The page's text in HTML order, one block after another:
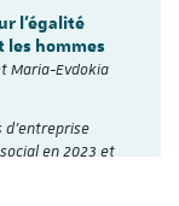
l'égalité
les hommes
Maria-Evdokia
d’entreprise
en 2023 et